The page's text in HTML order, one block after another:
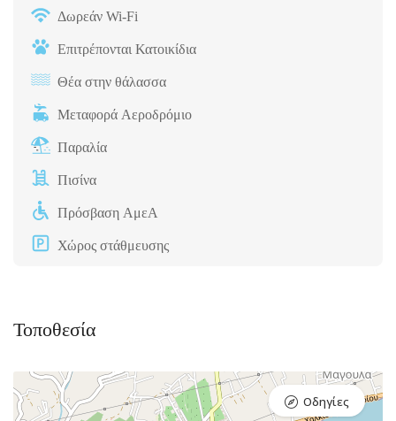
Δωρεάν Wi-Fi
Επιτρέπονται Κατοικίδια
Θέα στην θάλασσα
Μεταφορά Αεροδρόμιο
Παραλία
Πισίνα
Πρόσβαση ΑμεΑ
Χώρος στάθμευσης
Τοποθεσία
Οδηγίες